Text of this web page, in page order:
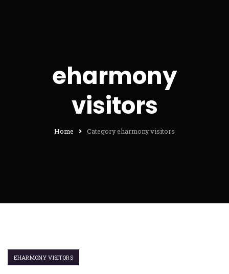
eharmony
visitors
Home Category eharmony visitors
EHARMONY VISITORS